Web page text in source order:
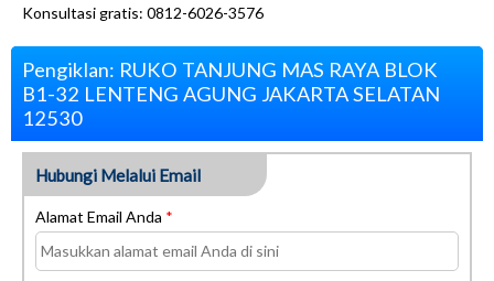
Konsultasi gratis: 0812-6026-3576
Pengiklan: RUKO TANJUNG MAS RAYA BLOK
B1-32 LENTENG AGUNG JAKARTA SELATAN
12530
Hubungi Melalui Email
Alamat Email Anda *